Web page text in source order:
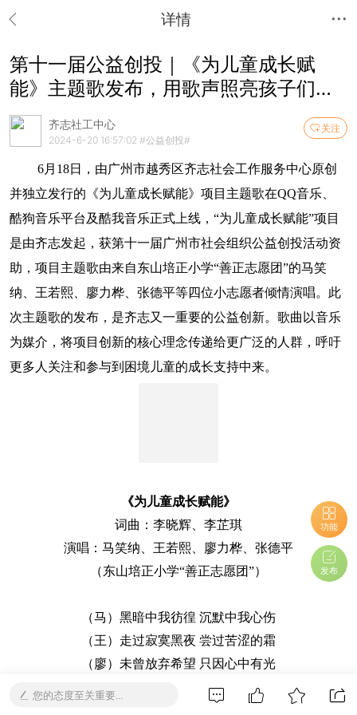
详情
第十一届公益创投｜《为儿童成长赋
能》主题歌发布，用歌声照亮孩子们健
康未来
关注
齐志社工中心
2024-6-20 16:57:02 #公益创投#
6月18日，由广州市越秀区齐志社会工作服务中心原创
并独立发行的《为儿童成长赋能》项目主题歌在QQ音乐、
酷狗音乐平台及酷我音乐正式上线，“为儿童成长赋能”项目
是由齐志发起，获第十一届广州市社会组织公益创投活动资
助，项目主题歌由来自东山培正小学“善正志愿团”的马笑
纳、王若熙、廖力桦、张德平等四位小志愿者倾情演唱。此
次主题歌的发布，是齐志又一重要的公益创新。歌曲以音乐
为媒介，将项目创新的核心理念传递给更广泛的人群，呼吁
更多人关注和参与到困境儿童的成长支持中来。
《为儿童成长赋能》
词曲：李晓辉、李芷琪
演唱：马笑纳、王若熙、廖力桦、张德平
（东山培正小学“善正志愿团”）
（马）黑暗中我彷徨 沉默中我心伤
（王）走过寂寞黑夜 尝过苦涩的霜
（廖）未曾放弃希望 只因心中有光
（张）勇敢走出困境 让爱驱散迷茫
您的态度至关重要...
功能
发布